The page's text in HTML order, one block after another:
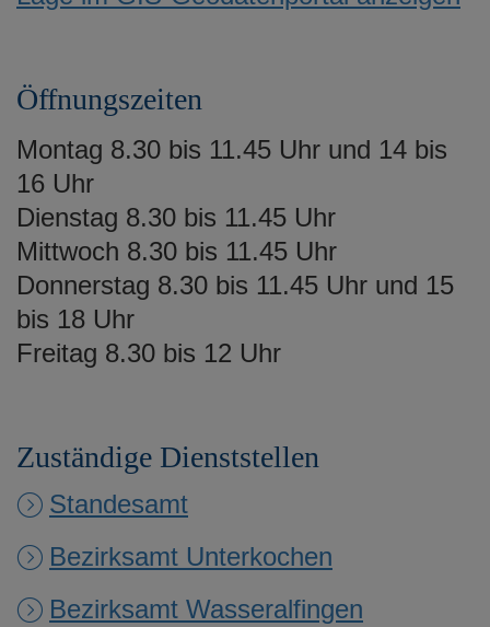
Öffnungszeiten
Montag 8.30 bis 11.45 Uhr und 14 bis
16 Uhr
Dienstag 8.30 bis 11.45 Uhr
Mittwoch 8.30 bis 11.45 Uhr
Donnerstag 8.30 bis 11.45 Uhr und 15
bis 18 Uhr
Freitag 8.30 bis 12 Uhr
Zuständige Dienststellen
Standesamt
Bezirksamt Unterkochen
Bezirksamt Wasseralfingen